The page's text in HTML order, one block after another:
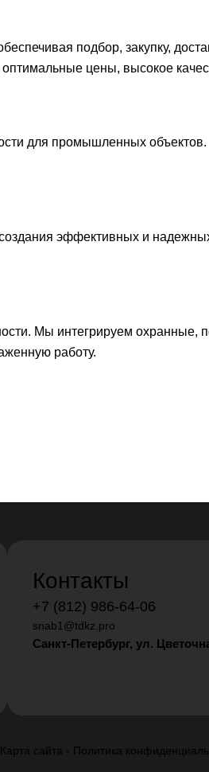
подбор, закупку,
цены, высокое
для промышленных объектов.
эффективных и
Мы интегрируем охранные,
работу.
Контакты
+7 (812) 986-64-06
snab1@tdkz.pro
Санкт-Петербург, ул.
Карта сайта - Политика